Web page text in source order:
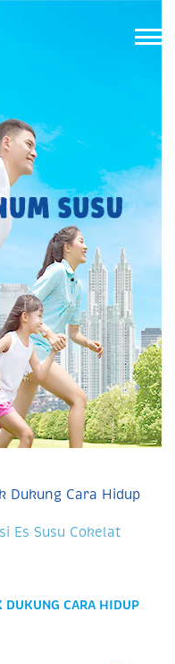
Dukung Cara Hidup
Es Susu Cokelat
DUKUNG CARA HIDUP